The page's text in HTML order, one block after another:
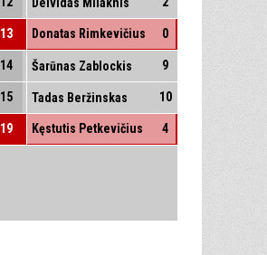
13 Donatas Rimkevičius 0
14 Šarūnas Zablockis 9
15 Tadas Beržinskas 10
19 Kęstutis Petkevičius 4